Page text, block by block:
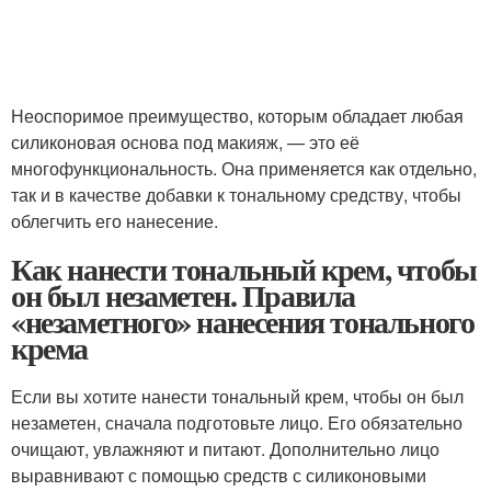
Неоспоримое преимущество, которым обладает любая
силиконовая основа под макияж, — это её
многофункциональность. Она применяется как отдельно,
так и в качестве добавки к тональному средству, чтобы
облегчить его нанесение.
Как нанести тональный крем, чтобы
он был незаметен. Правила
«незаметного» нанесения тонального
крема
Если вы хотите нанести тональный крем, чтобы он был
незаметен, сначала подготовьте лицо. Его обязательно
очищают, увлажняют и питают. Дополнительно лицо
выравнивают с помощью средств с силиконовыми